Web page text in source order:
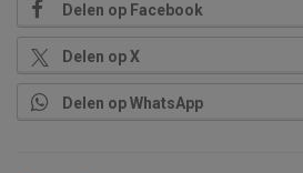
Delen op Facebook
Delen op X
Delen op WhatsApp